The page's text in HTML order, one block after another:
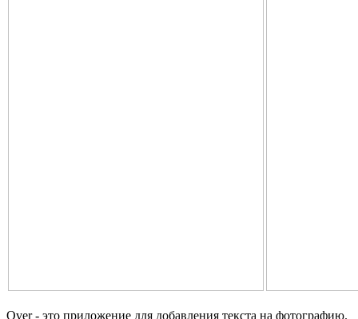
Over - это приложение для добавления текста на фотографию.